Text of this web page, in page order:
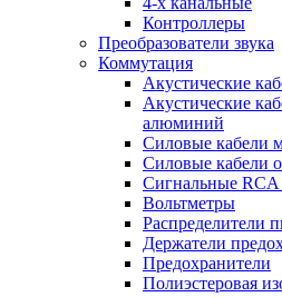
Контроллеры
Преобразователи звука
Коммутация
Акустические
Акустические
алюминий
Силовые кабели
Силовые кабели
Сигнальные RCA
Вольтметры
Распределители
Держатели
Предохранители
Полиэстеровая